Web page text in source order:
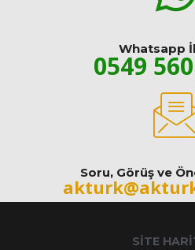
Whatsapp
0549
Soru, Görüş ve
SITE